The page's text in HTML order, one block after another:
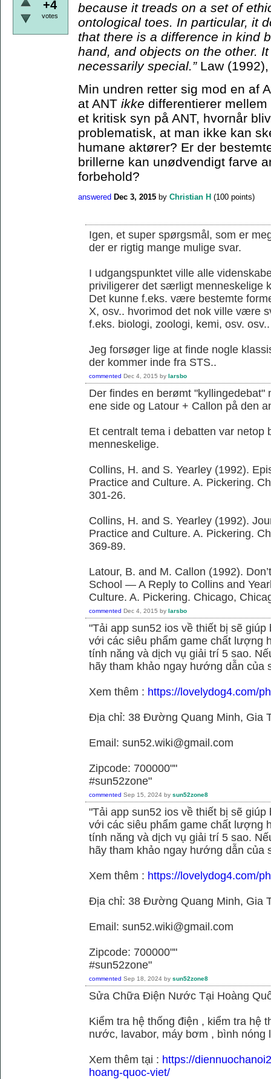
+4
votes
because it treads on a set of
ontological toes. In particular, it
that there is a difference in kind
hand, and objects on the other.
necessarily special.” Law
Min undren retter sig mod en af
at ANT ikke differentierer
et kritisk syn på ANT, hvornår
problematisk, at man ikke kan
humane aktører? Er der
brillerne kan unødvendigt farve
forbehold?
answered Dec 3, 2015 by Christian H (100 points)
Igen, et super spørgsmål, som er
der er rigtig mange mulige svar.
I udgangspunktet ville alle
priviligerer det særligt menneskelige
Det kunne f.eks. være bestemte
X, osv.. hvorimod det nok ville være
f.eks. biologi, zoologi, kemi, osv. osv..
Jeg forsøger lige at finde nogle
der kommer inde fra STS..
commented Dec 4, 2015 by larsbo
Der findes en berømt "kyllingedebat"
ene side og Latour + Callon på den
Et centralt tema i debatten var netop
menneskelige.
Collins, H. and S. Yearley (1992).
Practice and Culture. A. Pickering.
301-26.
Collins, H. and S. Yearley (1992).
Practice and Culture. A. Pickering.
369-89.
Latour, B. and M. Callon (1992).
School — A Reply to Collins and
Culture. A. Pickering. Chicago,
commented Dec 4, 2015 by larsbo
"Tải app sun52 ios về thiết bị sẽ
với các siêu phẩm game chất lượng
tính năng và dịch vụ giải trí 5 sao.
hãy tham khảo ngay hướng dẫn của
Xem thêm : https://lovelydog4.com/
Địa chỉ: 38 Đường Quang Minh, Gia
Email: sun52.wiki@gmail.com
Zipcode: 700000""
#sun52zone"
commented Sep 15, 2024 by sun52zone8
"Tải app sun52 ios về thiết bị sẽ
với các siêu phẩm game chất lượng
tính năng và dịch vụ giải trí 5 sao.
hãy tham khảo ngay hướng dẫn của
Xem thêm : https://lovelydog4.com/
Địa chỉ: 38 Đường Quang Minh, Gia
Email: sun52.wiki@gmail.com
Zipcode: 700000""
#sun52zone"
commented Sep 18, 2024 by sun52zone8
Sửa Chữa Điện Nước Tại Hoàng
Kiểm tra hệ thống điện , kiểm tra hệ
nước, lavabor, máy bơm , bình nóng
Xem thêm tại : https://
hoang-quoc-viet/